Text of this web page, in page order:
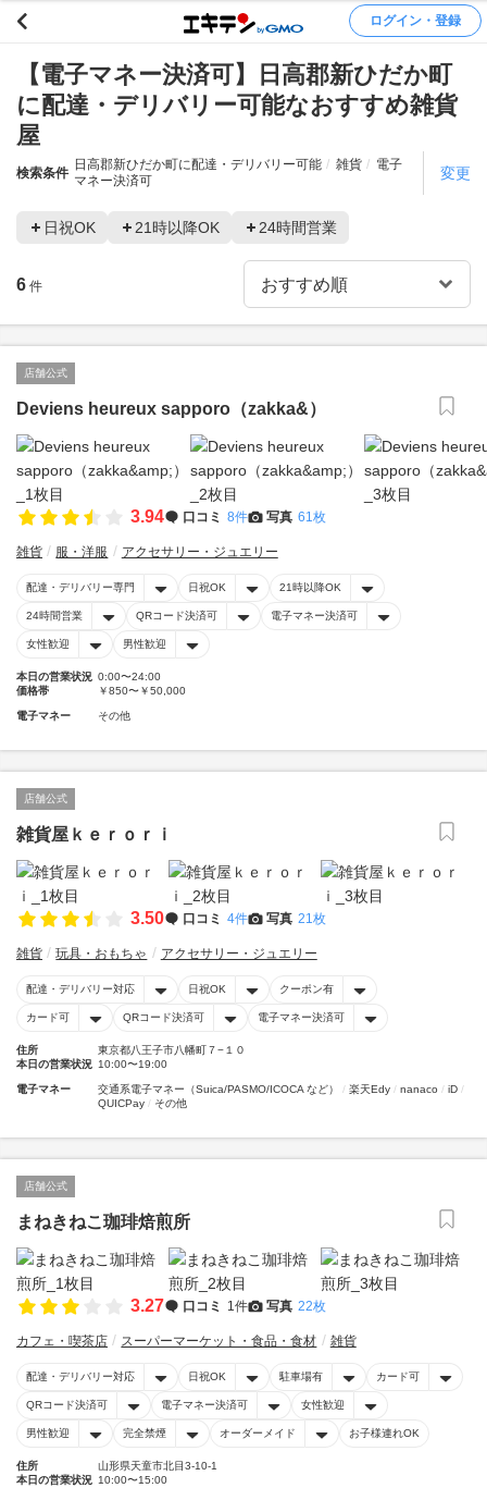
ログイン・登録
【電子マネー決済可】日高郡新ひだか町
に配達・デリバリー可能なおすすめ雑貨
屋
検索条件
日高郡新ひだか町に配達・デリバリー可能 雑貨
電子
マネー決済可
変更
日祝OK 21時以降OK 24時間営業
6 件
店舗公式
Deviens heureux sapporo（zakka&）
3.94 口コミ 8件 写真 61枚
雑貨 服・洋服 アクセサリー・ジュエリー
配達・デリバリー専門 日祝OK 21時以降OK
24時間営業 QRコード決済可 電子マネー決済可
女性歓迎 男性歓迎
本日の営業状況 0:00〜24:00
価格帯
￥850〜￥50,000
電子マネー その他
店舗公式
雑貨屋ｋｅｒｏｒｉ
3.50 口コミ 4件 写真 21枚
雑貨 玩具・おもちゃ アクセサリー・ジュエリー
配達・デリバリー対応 日祝OK クーポン有
カード可 QRコード決済可 電子マネー決済可
住所
東京都八王子市八幡町７−１０
本日の営業状況 10:00〜19:00
電子マネー 交通系電子マネー（Suica/PASMO/ICOCA など） 楽天Edy nanaco
iD
QUICPay
その他
店舗公式
まねきねこ珈琲焙煎所
3.27 口コミ 1件 写真 22枚
カフェ・喫茶店 スーパーマーケット・食品・食材 雑貨
配達・デリバリー対応 日祝OK 駐車場有 カード可
QRコード決済可 電子マネー決済可 女性歓迎
男性歓迎 完全禁煙 オーダーメイド お子様連れOK
住所
山形県天童市北目3-10-1
本日の営業状況 10:00〜15:00